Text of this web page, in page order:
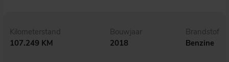
Kilometerstand
107.249 KM
Bouwjaar
2018
Brandstof
Benzine